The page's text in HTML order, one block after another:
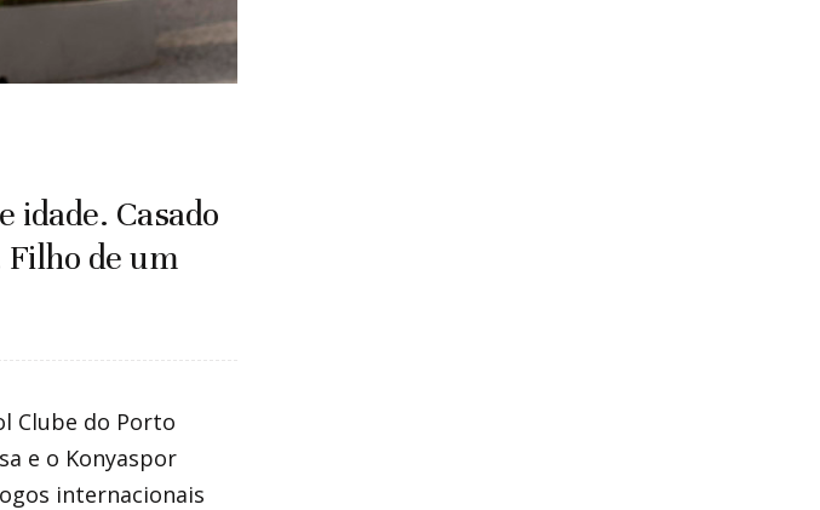
idade. Casado
Filho de um
Clube do Porto
e o Konyaspor
internacionais